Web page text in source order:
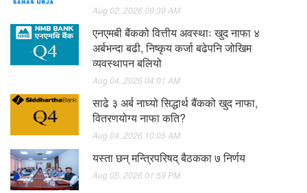
Aug 02, 2026 09:39 AM
एनएमबी बैंकको वित्तीय अवस्थाः खुद नाफा ४
अर्बभन्दा बढी, निष्कृय कर्जा बढेपनि जोखिम
व्यवस्थापन बलियो
Aug 04, 2026 04:01 AM
साढे ३ अर्ब नाघ्यो सिद्धार्थ बैंकको खुद नाफा,
वितरणयोग्य नाफा कति?
Aug 04, 2026 10:05 AM
यस्ता छन् मन्त्रिपरिषद् बैठकका ७ निर्णय
Aug 05, 2026 01:59 PM